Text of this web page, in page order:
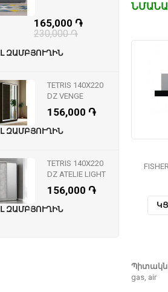
165,000 ֏
230,000 ֏
ԶԱՄԲՅՈՒՂԻՆ
TETRIS 140X220
DZ VENGE
156,000 ֏
ԶԱՄԲՅՈՒՂԻՆ
TETRIS 140X220
DZ ATELIE LIGHT
156,000 ֏
ԶԱՄԲՅՈՒՂԻՆ
gas, air